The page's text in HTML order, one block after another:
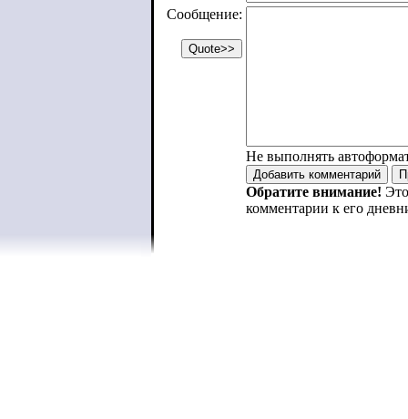
Сообщение:
Не выполнять
Обратите внимание!
комментарии к его